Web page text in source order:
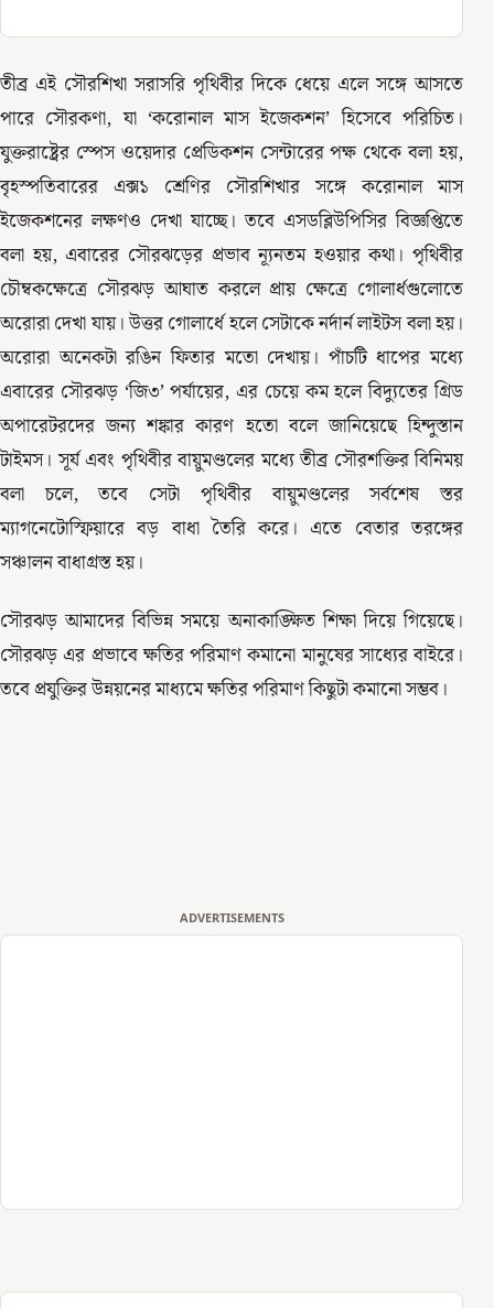
তীব্র এই সৌরশিখা সরাসরি পৃথিবীর দিকে ধেয়ে এলে সঙ্গে আসতে
পারে সৌরকণা, যা ‘করোনাল মাস ইজেকশন’ হিসেবে পরিচিত।
যুক্তরাষ্ট্রের স্পেস ওয়েদার প্রেডিকশন সেন্টারের পক্ষ থেকে বলা হয়,
বৃহস্পতিবারের এক্স১ শ্রেণির সৌরশিখার সঙ্গে করোনাল মাস
ইজেকশনের লক্ষণও দেখা যাচ্ছে। তবে এসডব্লিউপিসির বিজ্ঞপ্তিতে
বলা হয়, এবারের সৌরঝড়ের প্রভাব ন্যূনতম হওয়ার কথা। পৃথিবীর
চৌম্বকক্ষেত্রে সৌরঝড় আঘাত করলে প্রায় ক্ষেত্রে গোলার্ধগুলোতে
অরোরা দেখা যায়। উত্তর গোলার্ধে হলে সেটাকে নর্দার্ন লাইটস বলা হয়।
অরোরা অনেকটা রঙিন ফিতার মতো দেখায়। পাঁচটি ধাপের মধ্যে
এবারের সৌরঝড় ‘জি৩’ পর্যায়ের, এর চেয়ে কম হলে বিদ্যুতের গ্রিড
অপারেটরদের জন্য শঙ্কার কারণ হতো বলে জানিয়েছে হিন্দুস্তান
টাইমস। সূর্য এবং পৃথিবীর বায়ুমণ্ডলের মধ্যে তীব্র সৌরশক্তির বিনিময়
বলা চলে, তবে সেটা পৃথিবীর বায়ুমণ্ডলের সর্বশেষ স্তর
ম্যাগনেটোস্ফিয়ারে বড় বাধা তৈরি করে। এতে বেতার তরঙ্গের
সঞ্চালন বাধাগ্রস্ত হয়।
সৌরঝড় আমাদের বিভিন্ন সময়ে অনাকাঙ্ক্ষিত শিক্ষা দিয়ে গিয়েছে।
সৌরঝড় এর প্রভাবে ক্ষতির পরিমাণ কমানো মানুষের সাধ্যের বাইরে।
তবে প্রযুক্তির উন্নয়নের মাধ্যমে ক্ষতির পরিমাণ কিছুটা কমানো সম্ভব।
ADVERTISEMENTS